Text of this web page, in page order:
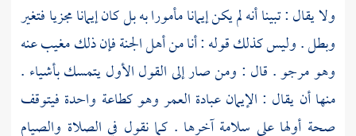
ولا يقال : تبينا أنه لم يكن إيمانا مأمورا به بل كان إيمانا مجزيا فتغير
وبطل . وليس كذلك قوله : أنا من أهل الجنة فإن ذلك مغيب عنه
وهو مرجو . قال : ومن صار إلى القول الأول يتمسك بأشياء .
منها أن يقال : الإيمان عبادة العمر وهو كطاعة واحدة فيتوقف
صحة أولها على سلامة آخرها . كما نقول في الصلاة والصيام